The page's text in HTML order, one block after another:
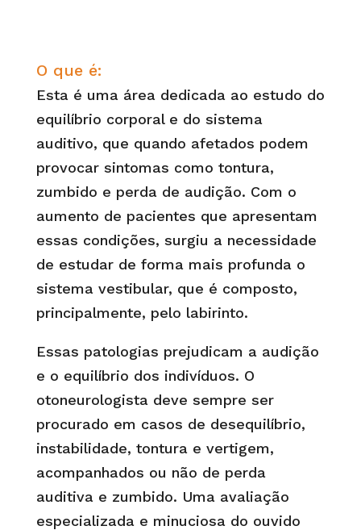
O que é:
Esta é uma área dedicada ao estudo do
equilíbrio corporal e do sistema
auditivo, que quando afetados podem
provocar sintomas como tontura,
zumbido e perda de audição. Com o
aumento de pacientes que apresentam
essas condições, surgiu a necessidade
de estudar de forma mais profunda o
sistema vestibular, que é composto,
principalmente, pelo labirinto.
Essas patologias prejudicam a audição
e o equilíbrio dos indivíduos. O
otoneurologista deve sempre ser
procurado em casos de desequilíbrio,
instabilidade, tontura e vertigem,
acompanhados ou não de perda
auditiva e zumbido. Uma avaliação
especializada e minuciosa do ouvido